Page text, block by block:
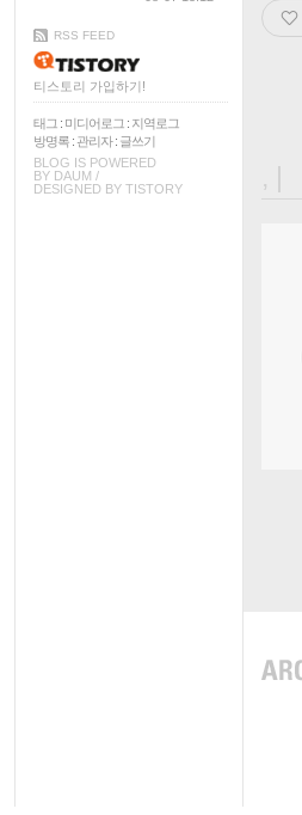
RSS FEED
티스토리 가입하기!
태그 : 미디어로그 : 지역로그
방명록 : 관리자: 글쓰기
BLOG IS POWERED
BY DAUM /
DESIGNED BY TISTORY , |